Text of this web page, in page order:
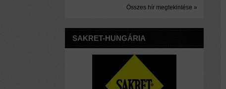
Összes hír megtekintése »
SAKRET-HUNGÁRIA